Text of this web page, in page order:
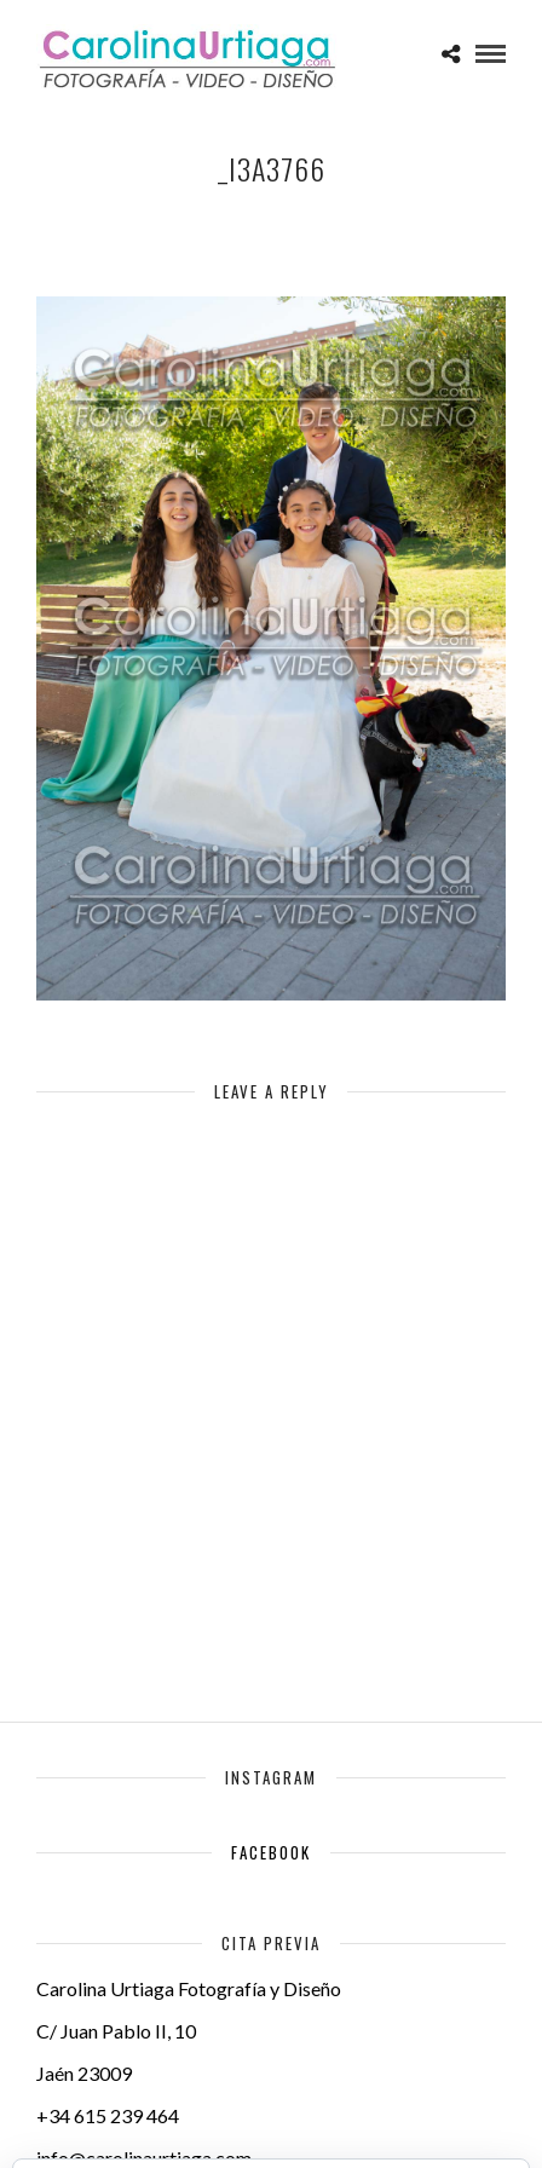
_I3A3766
LEAVE A REPLY
INSTAGRAM
FACEBOOK
CITA PREVIA
Carolina Urtiaga Fotografía y Diseño
C/ Juan Pablo II, 10
Jaén 23009
+34 615 239 464
info@carolinaurtiaga.com